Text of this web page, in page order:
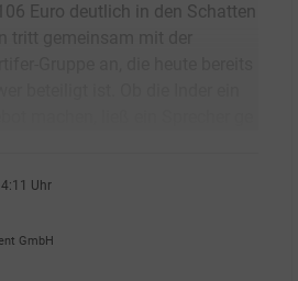
Euro deutlich in den Schatten
Uhr
GmbH